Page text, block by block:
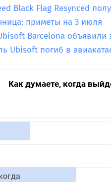
Black Flag Resynced
приметы на 3 июля
Barcelona объявили
Ubisoft погиб в
Как думаете, когда